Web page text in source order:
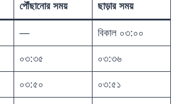
পৌঁছানোর সময় ছাড়ার সময়
— বিকাল ০৩:০০
০৩:৩৫ ০৩:৩৬
০৩:৫০ ০৩:৫১